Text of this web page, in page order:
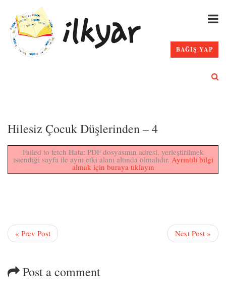
BAĞIŞ YAP
Hilesiz Çocuk Düşlerinden – 4
Failed to fetch Hata: PDF dosyasının adresi, yerleştirilmek
istendiği sayfa ile aynı etki alanı altında olmalıdır. Ayrıntılı bilgi
almak için buraya tıklayın
« Prev Post Next Post »
Post a comment